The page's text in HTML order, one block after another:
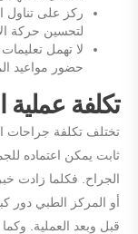
ركز على تناول
لتحسين حركة
لا تهمل
حضور مواعيد
تكلفة عملية
تختلف تكلفة جراحات
ثابت يمكن اعتماده
الجراح. فكلما زادت
أو المركز الطبي دور
قبل وبعد العملية.